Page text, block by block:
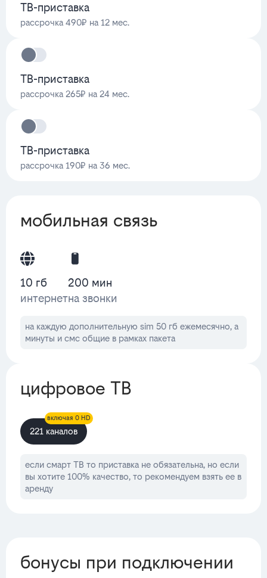
ТВ-приставка
рассрочка 490₽ на 12 мес.
ТВ-приставка
рассрочка 265₽ на 24 мес.
ТВ-приставка
рассрочка 190₽ на 36 мес.
мобильная связь
10 гб
интернет
200 мин
на звонки
на каждую дополнительную sim 50 гб ежемесячно, а
минуты и смс общие в рамках пакета
цифровое ТВ
221 каналов
включая 0 HD
если смарт ТВ то приставка не обязательна, но если
вы хотите 100% качество, то рекомендуем взять ее в
аренду
бонусы при подключении